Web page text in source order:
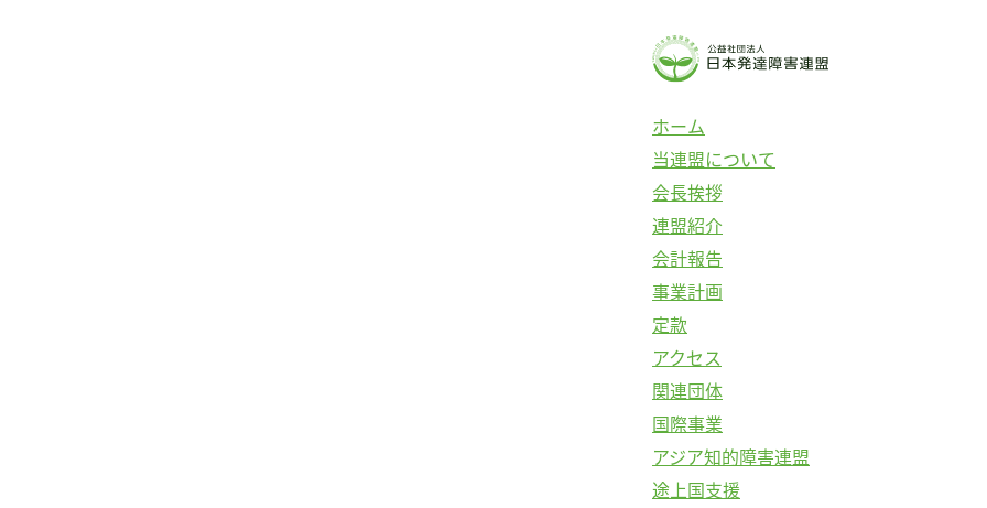
ホーム
当連盟について
会長挨拶
連盟紹介
会計報告
事業計画
定款
アクセス
関連団体
国際事業
アジア知的障害連盟
途上国支援